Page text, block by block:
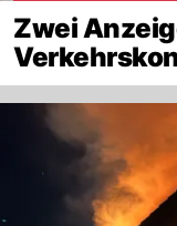
Zwei